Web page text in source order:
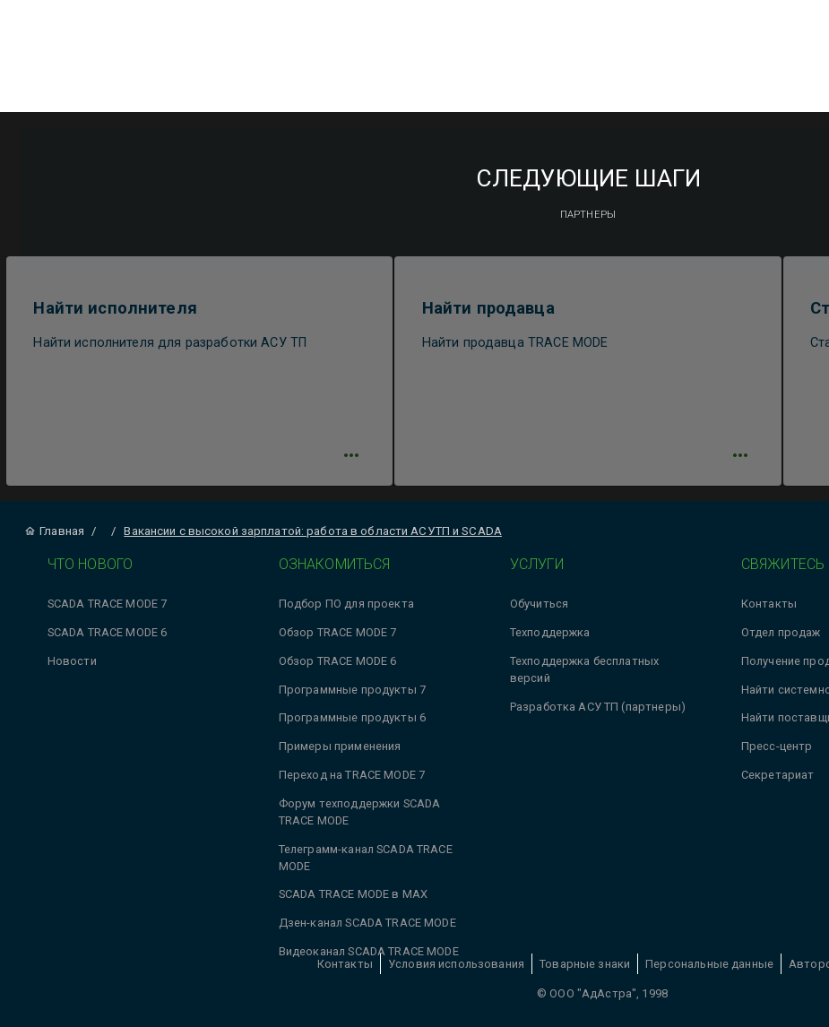
СЛЕДУЮЩИЕ ШАГИ
ПАРТНЕРЫ
Найти исполнителя
Найти исполнителя для разработки АСУ ТП
Найти продавца
Найти продавца TRACE MODE
Главная / / Вакансии с высокой зарплатой: работа в области АСУТП и SCADA
ЧТО НОВОГО
SCADA TRACE MODE 7
SCADA TRACE MODE 6
Новости
ОЗНАКОМИТЬСЯ
Подбор ПО для проекта
Обзор TRACE MODE 7
Обзор TRACE MODE 6
Программные продукты 7
Программные продукты 6
Примеры применения
Переход на TRACE MODE 7
Форум техподдержки SCADA
TRACE MODE
Телеграмм-канал SCADA TRACE
MODE
SCADA TRACE MODE в MAX
Дзен-канал SCADA TRACE MODE
Видеоканал SCADA TRACE MODE
УСЛУГИ
Обучиться
Техподдержка
Техподдержка бесплатных
версий
Разработка АСУ ТП (партнеры)
СВЯЖИТЕСЬ
Контакты
Отдел продаж
Получение
Найти
Найти
Пресс-центр
Секретариат
Контакты Условия использования Товарные знаки Персональные данные
© ООО "АдАстра", 1998